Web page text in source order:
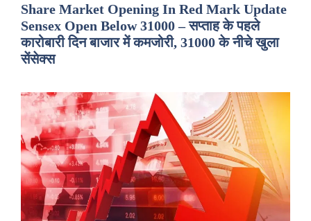
Share Market Opening In Red Mark Update
Sensex Open Below 31000 – सप्ताह के पहले
कारोबारी दिन बाजार में कमजोरी, 31000 के नीचे खुला
सेंसेक्स